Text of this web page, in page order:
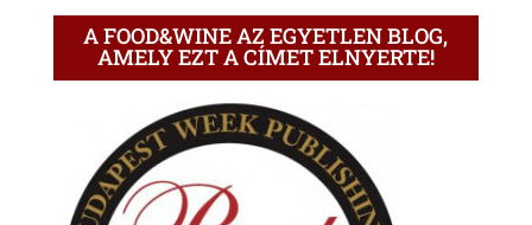
A FOOD&WINE AZ EGYETLEN BLOG,
AMELY EZT A CÍMET ELNYERTE!